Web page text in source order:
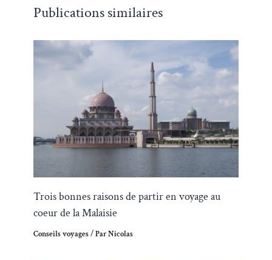
Publications similaires
Trois bonnes raisons de partir en voyage au
coeur de la Malaisie
Conseils voyages/ ParNicolas